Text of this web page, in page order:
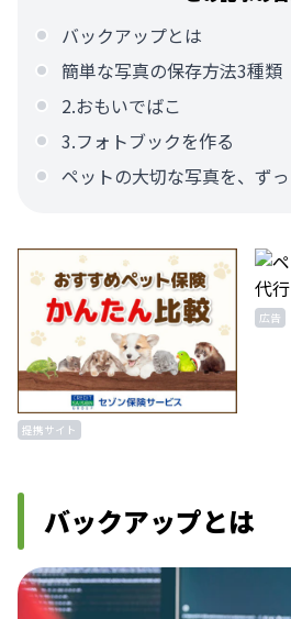
バックアップとは
簡単な写真の保存方法3種類
2.おもいでばこ
3.フォトブックを作る
ペットの大切な写真を、ず
提携サイト
広告
バックアップとは